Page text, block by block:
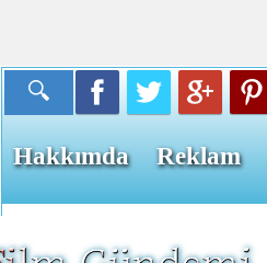
Hakkımda Reklam